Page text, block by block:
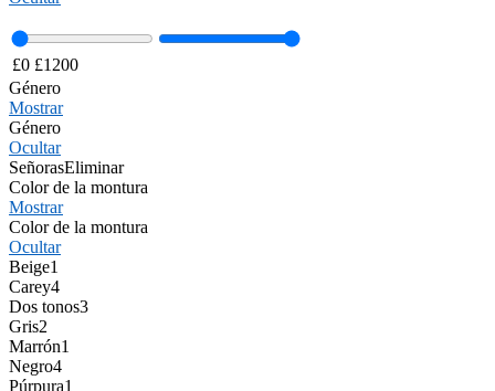
£0 £1200
Género
Mostrar
Género
Ocultar
SeñorasEliminar
Color de la montura
Mostrar
Color de la montura
Ocultar
Beige1
Carey4
Dos tonos3
Gris2
Marrón1
Negro4
Púrpura1